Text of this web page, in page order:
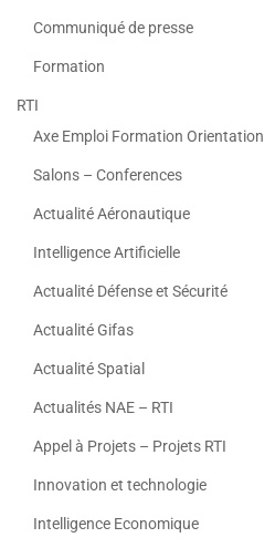
Communiqué de presse
Formation
RTI
Axe Emploi Formation Orientation
Salons – Conferences
Actualité Aéronautique
Intelligence Artificielle
Actualité Défense et Sécurité
Actualité Gifas
Actualité Spatial
Actualités NAE – RTI
Appel à Projets – Projets RTI
Innovation et technologie
Intelligence Economique